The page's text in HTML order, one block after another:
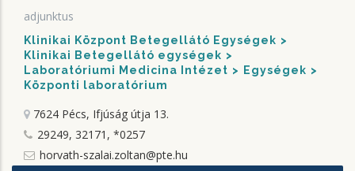
adjunktus
Klinikai Központ Betegellátó Egységek
Klinikai Betegellátó egységek
Laboratóriumi Medicina Intézet
Egységek
Központi laboratórium
7624 Pécs, Ifjúság útja 13.
29249, 32171, *0257
horvath-szalai.zoltan@pte.hu